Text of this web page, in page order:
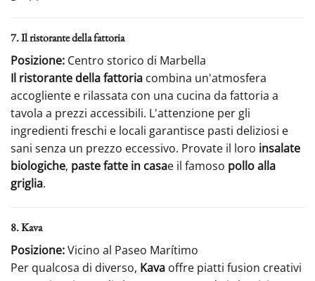
7. Il ristorante della fattoria
Posizione: Centro storico di Marbella
Il ristorante della fattoria combina un'atmosfera
accogliente e rilassata con una cucina da fattoria a
tavola a prezzi accessibili. L'attenzione per gli
ingredienti freschi e locali garantisce pasti deliziosi e
sani senza un prezzo eccessivo. Provate il loro insalate
biologiche, paste fatte in casae il famoso pollo alla
griglia.
8. Kava
Posizione:Vicino al Paseo Marítimo
Per qualcosa di diverso, Kava offre piatti fusion creativi